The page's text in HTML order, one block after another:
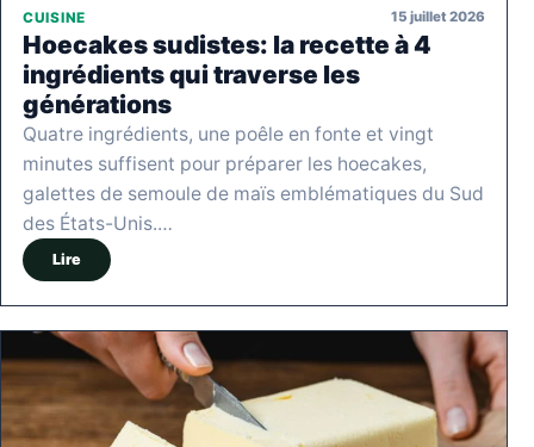
CUISINE 15 juillet 2026
Hoecakes sudistes: la recette à 4
ingrédients qui traverse les
générations
Quatre ingrédients, une poêle en fonte et vingt
minutes suffisent pour préparer les hoecakes,
galettes de semoule de maïs emblématiques du Sud
des États-Unis.…
Lire